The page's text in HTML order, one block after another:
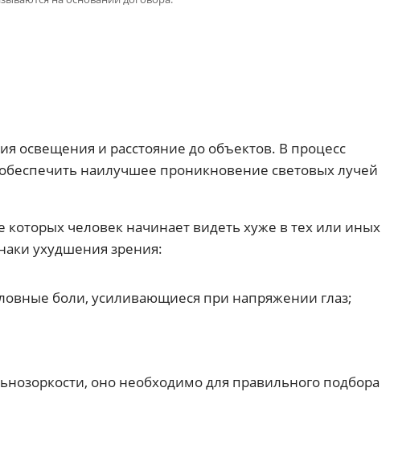
освещения и расстояние до объектов. В процесс
наилучшее проникновение световых лучей
человек начинает видеть хуже в тех или иных
ухудшения зрения:
боли, усиливающиеся при напряжении глаз;
оно необходимо для правильного подбора